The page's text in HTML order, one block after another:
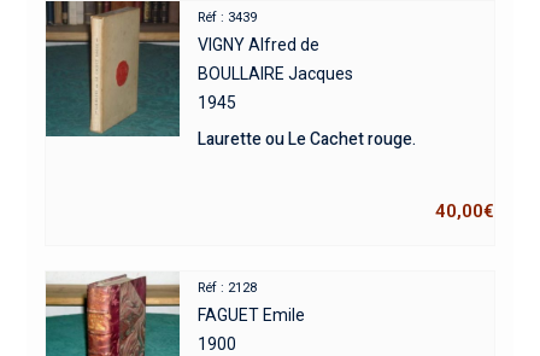
Réf : 3439
VIGNY Alfred de
BOULLAIRE Jacques
1945
Laurette ou Le Cachet rouge.
40,00€
Réf : 2128
FAGUET Emile
1900